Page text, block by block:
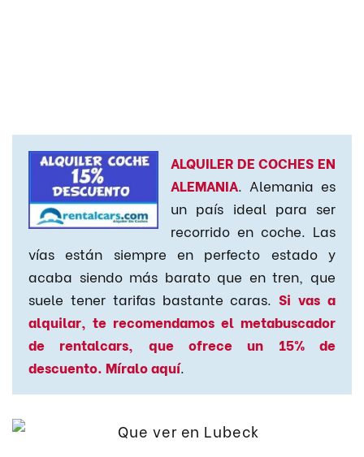
ALQUILER DE COCHES EN
ALEMANIA. Alemania es
un país ideal para ser
recorrido en coche. Las
vías están siempre en perfecto estado y
acaba siendo más barato que en tren, que
suele tener tarifas bastante caras.Si vas a
alquilar, te recomendamos el metabuscador
de rentalcars, que ofrece un 15% de
descuento. Míralo aquí.